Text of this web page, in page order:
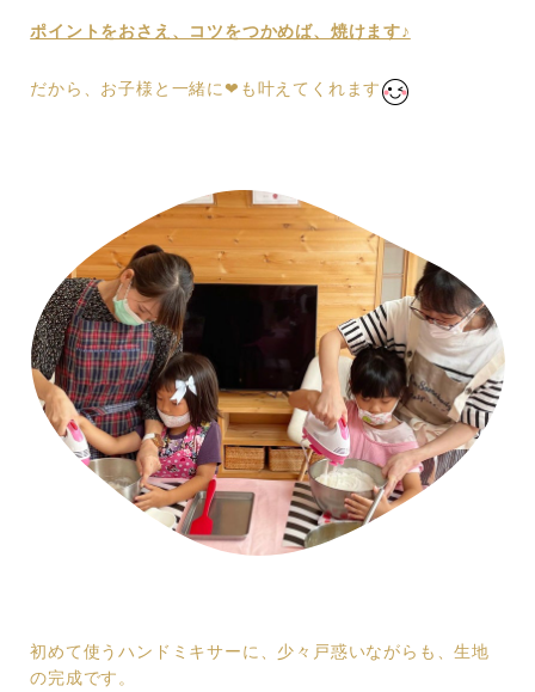
ポイントをおさえ、コツをつかめば、焼けます♪
だから、お子様と一緒に❤︎も叶えてくれます
初めて使うハンドミキサーに、少々戸惑いながらも、生地
の完成です。